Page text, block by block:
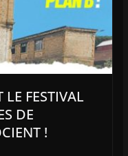
LE FESTIVAL
DE
!